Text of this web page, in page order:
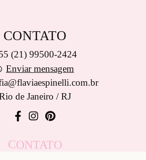
CONTATO
(21) 99500-2424
Enviar mensagem
de Janeiro / RJ
CONTATO